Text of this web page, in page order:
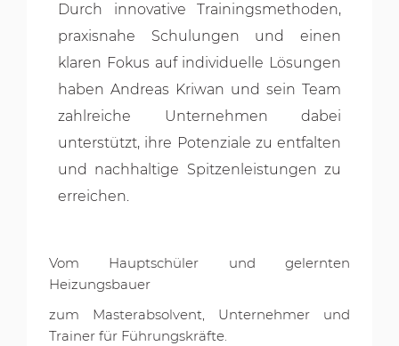
Durch innovative Trainingsmethoden,
praxisnahe Schulungen und einen
klaren Fokus auf individuelle Lösungen
haben Andreas Kriwan und sein Team
zahlreiche Unternehmen dabei
unterstützt, ihre Potenziale zu entfalten
und nachhaltige Spitzenleistungen zu
erreichen.
Vom Hauptschüler und gelernten
Heizungsbauer
zum Masterabsolvent, Unternehmer und
Trainer für Führungskräfte.